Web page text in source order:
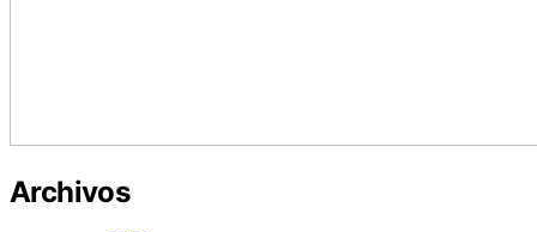
Archivos